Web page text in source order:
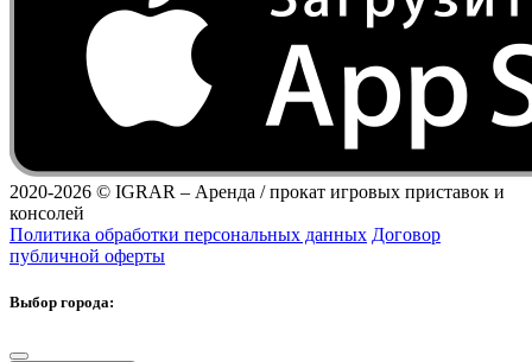
2020-2026 © IGRAR – Аренда / прокат игровых приставок и
консолей
Политика обработки персональных данных Договор
публичной оферты
Выбор города: